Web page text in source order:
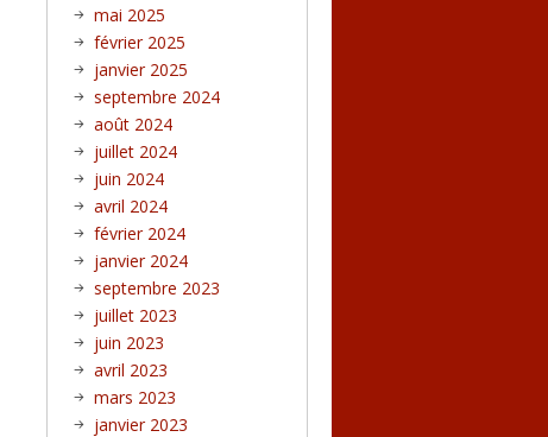
mai 2025
février 2025
janvier 2025
septembre 2024
août 2024
juillet 2024
juin 2024
avril 2024
février 2024
janvier 2024
septembre 2023
juillet 2023
juin 2023
avril 2023
mars 2023
janvier 2023